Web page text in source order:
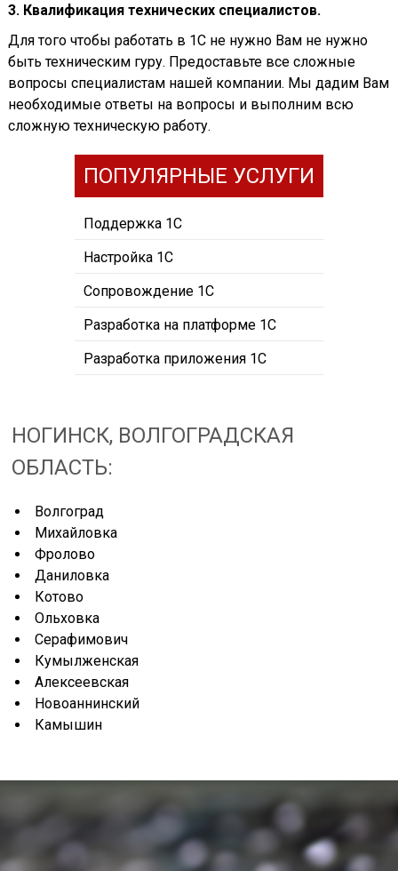
3. Квалификация технических специалистов.
Для того чтобы работать в 1С не нужно Вам не нужно
быть техническим гуру. Предоставьте все сложные
вопросы специалистам нашей компании. Мы дадим Вам
необходимые ответы на вопросы и выполним всю
сложную техническую работу.
ПОПУЛЯРНЫЕ УСЛУГИ
Поддержка 1С
Настройка 1С
Сопровождение 1С
Разработка на платформе 1С
Разработка приложения 1С
НОГИНСК, ВОЛГОГРАДСКАЯ
ОБЛАСТЬ:
Волгоград
Михайловка
Фролово
Даниловка
Котово
Ольховка
Серафимович
Кумылженская
Алексеевская
Новоаннинский
Камышин